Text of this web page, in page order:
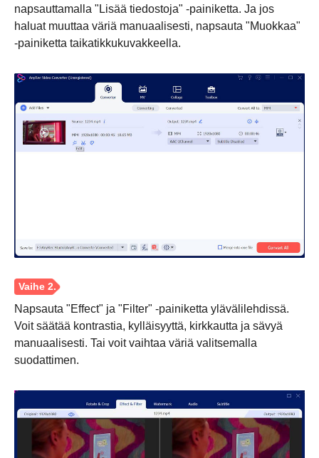
napsauttamalla "Lisää tiedostoja" -painiketta. Ja jos
haluat muuttaa väriä manuaalisesti, napsauta "Muokkaa"
-painiketta taikatikkukuvakkeella.
Napsauta "Effect" ja "Filter" -painiketta ylävälilehdissä.
Voit säätää kontrastia, kylläisyyttä, kirkkautta ja sävyä
manuaalisesti. Tai voit vaihtaa väriä valitsemalla
suodattimen.